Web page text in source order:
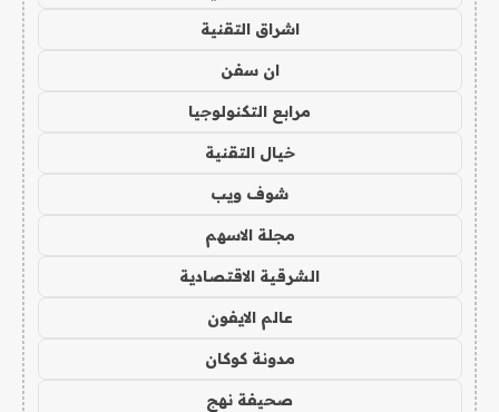
اشراق التقنية
ان سفن
مرابع التكنولوجيا
خيال التقنية
شوف ويب
مجلة الاسهم
الشرقية الاقتصادية
عالم الايفون
مدونة كوكان
صحيفة نهج